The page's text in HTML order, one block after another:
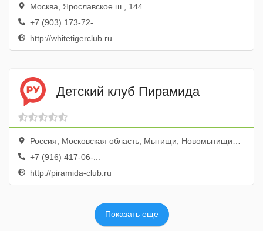
Москва, Ярославское ш., 144
+7 (903) 173-72-...
http://whitetigerclub.ru
Детский клуб Пирамида
Россия, Московская область, Мытищи, Новомытищинский проспект, 41А
+7 (916) 417-06-...
http://piramida-club.ru
Показать еще